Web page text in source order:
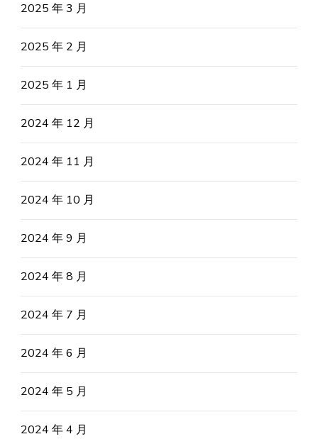
2025 年 3 月
2025 年 2 月
2025 年 1 月
2024 年 12 月
2024 年 11 月
2024 年 10 月
2024 年 9 月
2024 年 8 月
2024 年 7 月
2024 年 6 月
2024 年 5 月
2024 年 4 月